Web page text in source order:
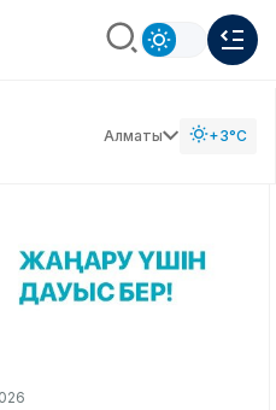
Алматы +3°C